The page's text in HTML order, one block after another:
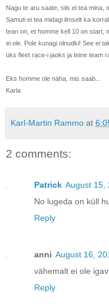
Nagu te aru saate, siis ei tea mina,
Samuti ei tea midagi ilmselt ka
tean on, et homme kell 10 on start,
ei ole. Pole kunagi olnudki! See ei
üks fleet race-i jaoks ja teine team
Eks homme ole näha, mis saab...
Karla
Karl-Martin Rammo at
2 comments:
Patrick August 15,
No lugeda on küll
Reply
anni August 16,
vähemalt ei ole
Reply